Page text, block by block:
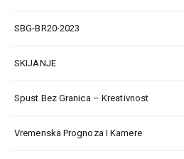
SBG-BR20-2023
SKIJANJE
Spust Bez Granica – Kreativnost
Vremenska Prognoza I Kamere